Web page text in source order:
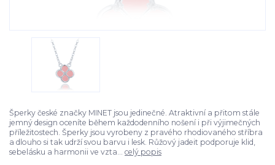
Šperky české značky MINET jsou jedinečné. Atraktivní a přitom stále
jemný design oceníte během každodenního nošení i při výjimečných
příležitostech. Šperky jsou vyrobeny z pravého rhodiovaného stříbra
a dlouho si tak udrží svou barvu i lesk. Růžový jadeit podporuje klid,
sebelásku a harmonii ve vzta... celý popis